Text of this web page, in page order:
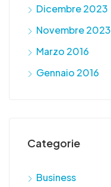
Dicembre 2023
Novembre 2023
Marzo 2016
Gennaio 2016
Categorie
Business